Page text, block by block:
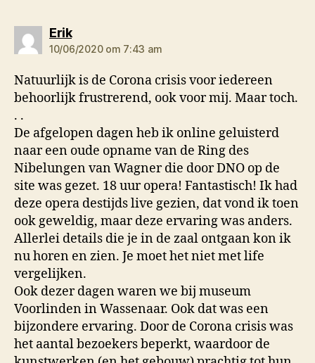
Erikzegt:
10/06/2020 om 7:43 am
Natuurlijk is de Corona crisis voor iedereen
behoorlijk frustrerend, ook voor mij. Maar toch.
. .
De afgelopen dagen heb ik online geluisterd
naar een oude opname van de Ring des
Nibelungen van Wagner die door DNO op de
site was gezet. 18 uur opera! Fantastisch! Ik had
deze opera destijds live gezien, dat vond ik toen
ook geweldig, maar deze ervaring was anders.
Allerlei details die je in de zaal ontgaan kon ik
nu horen en zien. Je moet het niet met life
vergelijken.
Ook dezer dagen waren we bij museum
Voorlinden in Wassenaar. Ook dat was een
bijzondere ervaring. Door de Corona crisis was
het aantal bezoekers beperkt, waardoor de